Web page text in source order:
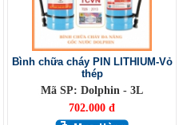
Bình chữa cháy PIN LITHIUM-Vỏ
thép
Mã SP: Dolphin - 3L
702.000 đ